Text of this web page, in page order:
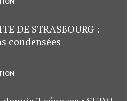
DE STRASBOURG :
condensées